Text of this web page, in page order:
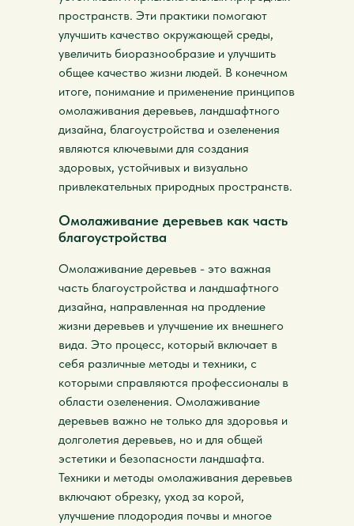
пространств. Эти практики помогают
улучшить качество окружающей среды,
увеличить биоразнообразие и улучшить
общее качество жизни людей. В конечном
итоге, понимание и применение принципов
омолаживания деревьев, ландшафтного
дизайна, благоустройства и озеленения
являются ключевыми для создания
здоровых, устойчивых и визуально
привлекательных природных пространств.
Омолаживание деревьев как часть
благоустройства
Омолаживание деревьев - это важная
часть благоустройства и ландшафтного
дизайна, направленная на продление
жизни деревьев и улучшение их внешнего
вида. Это процесс, который включает в
себя различные методы и техники, с
которыми справляются профессионалы в
области озеленения. Омолаживание
деревьев важно не только для здоровья и
долголетия деревьев, но и для общей
эстетики и безопасности ландшафта.
Техники и методы омолаживания деревьев
включают обрезку, уход за корой,
улучшение плодородия почвы и многое